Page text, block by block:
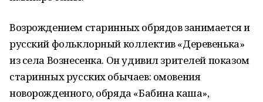
Возрождением старинных обрядов занимается и
русский фольклорный коллектив «Деревенька»
из села Вознесенка. Он удивил зрителей показом
старинных русских обычаев: омовения
новорожденного, обряда «Бабина каша»,